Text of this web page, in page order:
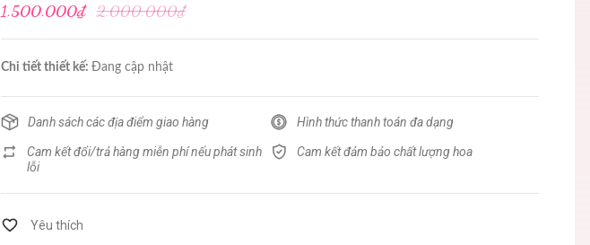
1.500.000₫ 2.000.000₫
Chi tiết thiết kế: Đang cập nhật
Danh sách các địa điểm giao hàng Hình thức thanh toán đa dạng
Cam kết đổi/trả hàng miễn phí nếu phát sinh
lỗi
Cam kết đảm bảo chất lượng hoa